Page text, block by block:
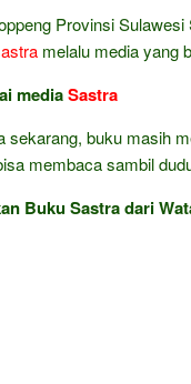
Provinsi
melalu media yang
mediaSastra
sekarang, buku masih
membaca sambil
Buku Sastra dari